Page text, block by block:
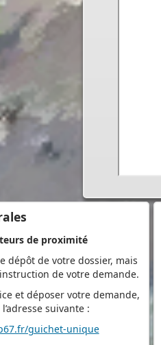
d’ouverture de votre
ligne, vous réaliserez des
de papier,
Vous pouvez également
du traitement de votre
mairie, etc. Une fois déposée,
de façon dématérialisée
et de réactivité dans son
commune restent
de proximité
de votre dossier, mais
de votre demande.
et déposer votre demande,
suivante :
guichet-unique
- - - - - - - - - -
maternel(le)s